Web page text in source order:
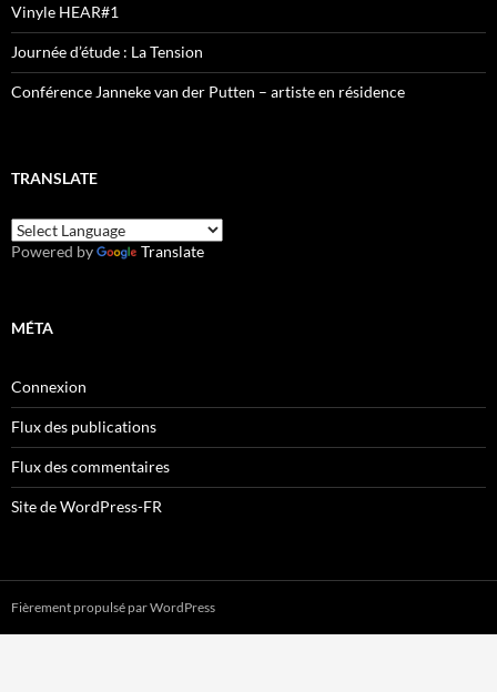
Vinyle HEAR#1
Journée d’étude : La Tension
Conférence Janneke van der Putten – artiste en résidence
TRANSLATE
Powered by Translate
MÉTA
Connexion
Flux des publications
Flux des commentaires
Site de WordPress-FR
Fièrement propulsé par WordPress